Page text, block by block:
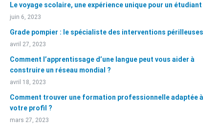
Le voyage scolaire, une expérience unique pour un étudiant
juin 6, 2023
Grade pompier : le spécialiste des interventions périlleuses
avril 27, 2023
Comment l’apprentissage d’une langue peut vous aider à
construire un réseau mondial ?
avril 18, 2023
Comment trouver une formation professionnelle adaptée à
votre profil ?
mars 27, 2023